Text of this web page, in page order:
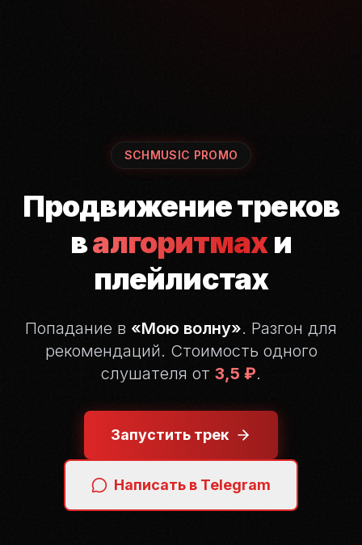
SCHMUSIC PROMO
Продвижение треков
валгоритмахи
плейлистах
Попадание в «Мою волну». Разгон для
рекомендаций. Стоимость одного
слушателя от 3,5 ₽.
Запустить трек
Написать в Telegram